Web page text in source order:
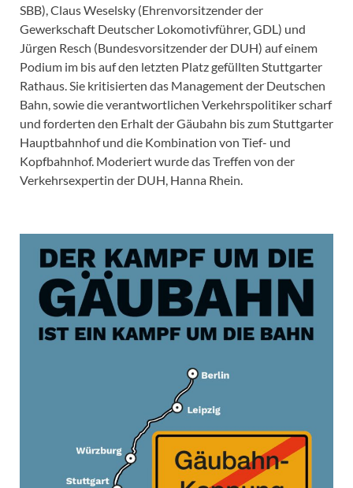
SBB), Claus Weselsky (Ehrenvorsitzender der
Gewerkschaft Deutscher Lokomotivführer, GDL) und
Jürgen Resch (Bundesvorsitzender der DUH) auf einem
Podium im bis auf den letzten Platz gefüllten Stuttgarter
Rathaus. Sie kritisierten das Management der Deutschen
Bahn, sowie die verantwortlichen Verkehrspolitiker scharf
und forderten den Erhalt der Gäubahn bis zum Stuttgarter
Hauptbahnhof und die Kombination von Tief- und
Kopfbahnhof. Moderiert wurde das Treffen von der
Verkehrsexpertin der DUH, Hanna Rhein.